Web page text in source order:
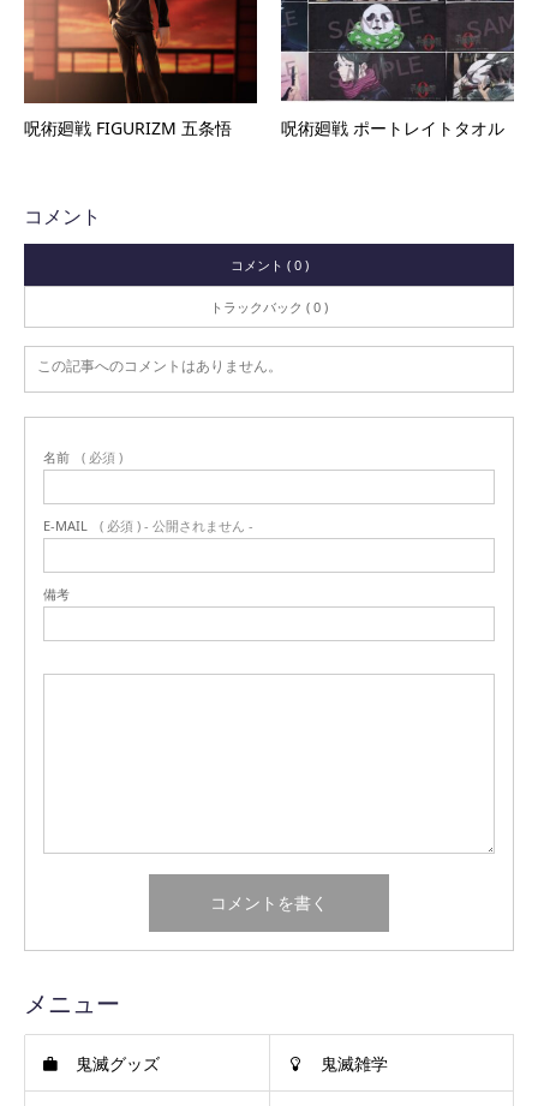
呪術廻戦 FIGURIZM 五条悟 呪術廻戦 ポートレイトタオル
コメント
コメント ( 0 )
トラックバック ( 0 )
この記事へのコメントはありません。
名前 ( 必須 )
E-MAIL ( 必須 ) - 公開されません -
備考
メニュー
鬼滅グッズ 鬼滅雑学